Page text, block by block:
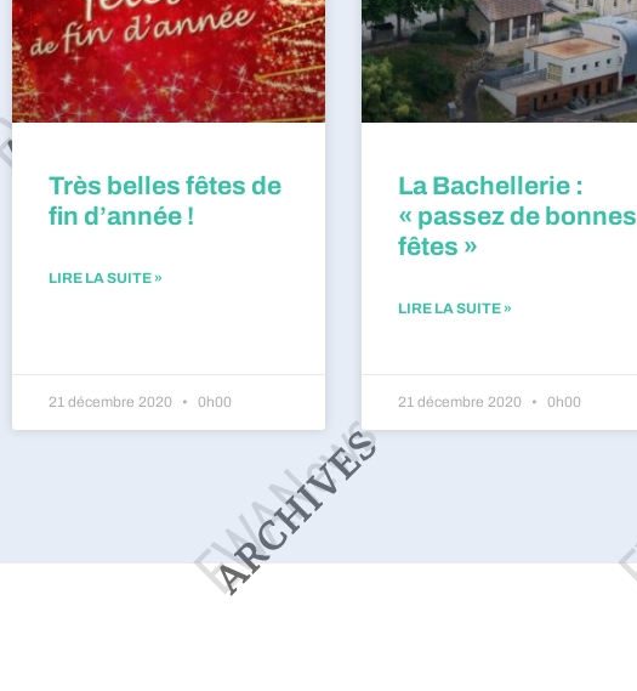
Très belles fêtes de
fin d’année !
LIRE LA SUITE »
21 décembre 2020 0h00
La Bachellerie :
« passez de bonnes
fêtes »
LIRE LA SUITE »
21 décembre 2020 0h00